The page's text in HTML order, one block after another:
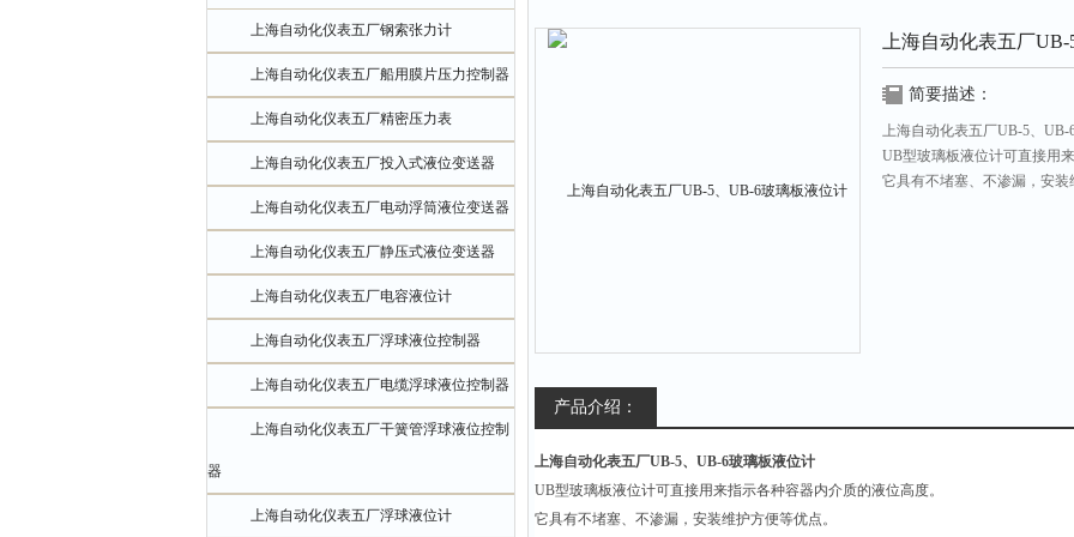
上海自动化仪表五厂钢索张力计
上海自动化仪表五厂船用膜片压力控制器
上海自动化仪表五厂精密压力表
上海自动化仪表五厂投入式液位变送器
上海自动化仪表五厂电动浮筒液位变送器
上海自动化仪表五厂静压式液位变送器
上海自动化仪表五厂电容液位计
上海自动化仪表五厂浮球液位控制器
上海自动化仪表五厂电缆浮球液位控制器
上海自动化仪表五厂干簧管浮球液位控制
器
上海自动化仪表五厂浮球液位计
上海自动化表五厂
简要描述：
上海自动化表五厂UB-5、UB-
UB型玻璃板液位计可直接用
它具有不堵塞、不渗漏，安装
产品介绍：
上海自动化表五厂UB-5、UB-6玻璃板液位计
UB型玻璃板液位计可直接用来指示各种容器内介质的液位高度。
它具有不堵塞、不渗漏，安装维护方便等优点。